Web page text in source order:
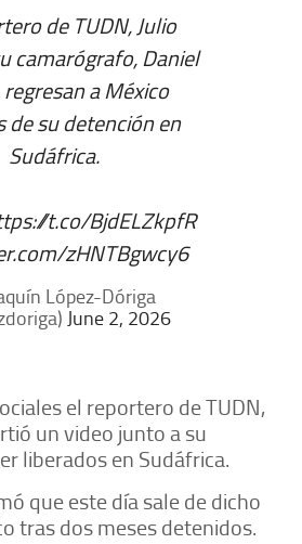
de TUDN, Julio
camarógrafo, Daniel
regresan a México
de su detención en
Sudáfrica.
t.co/BjdELZkpfR
zHNTBgwcy6
López-Dóriga
June 2, 2026
el reportero de TUDN,
un video junto a su
liberados en Sudáfrica.
que este día sale de dicho
tras dos meses detenidos.